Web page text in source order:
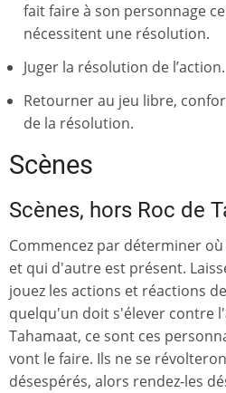
fait faire à son personnage
nécessitent une résolution.
Juger la résolution de l’action.
Retourner au jeu libre,
de la résolution.
Scènes
Scènes, hors Roc de
Commencez par déterminer
et qui d'autre est présent.
jouez les actions et réactions
quelqu'un doit s'élever contre
Tahamaat, ce sont ces
vont le faire. Ils ne se
désespérés, alors rendez-les